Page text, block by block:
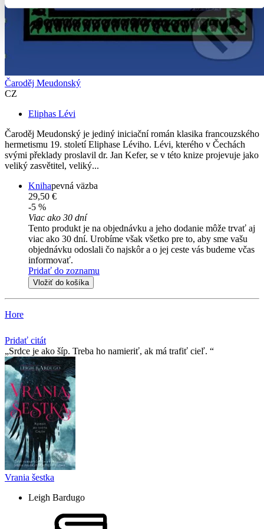
Čaroděj Meudonský
CZ
Eliphas Lévi
Čaroděj Meudonský je jediný iniciační román klasika francouzského
hermetismu 19. století Eliphase Léviho. Lévi, kterého v Čechách
svými překlady proslavil dr. Jan Kefer, se v této knize projevuje jako
veliký zasvětitel, veliký...
Knihapevná väzba
29,50 €
-5 %
Viac ako 30 dní
Tento produkt je na objednávku a jeho dodanie môže trvať aj
viac ako 30 dní. Urobíme však všetko pre to, aby sme vašu
objednávku odoslali čo najskôr a o jej ceste vás budeme včas
informovať.
Pridať do zoznamu
Vložiť do košíka
Hore
Pridať citát
Srdce je ako šíp. Treba ho namieriť, ak má trafiť cieľ.
Vrania šestka
Leigh Bardugo